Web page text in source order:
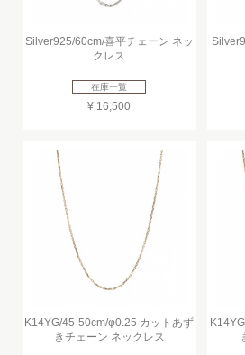
Silver925/60cm/喜平チェーン ネッ
クレス
在庫一覧
¥ 16,500
K14YG/45-50cm/φ0.25 カットあず
きチェーン ネックレス